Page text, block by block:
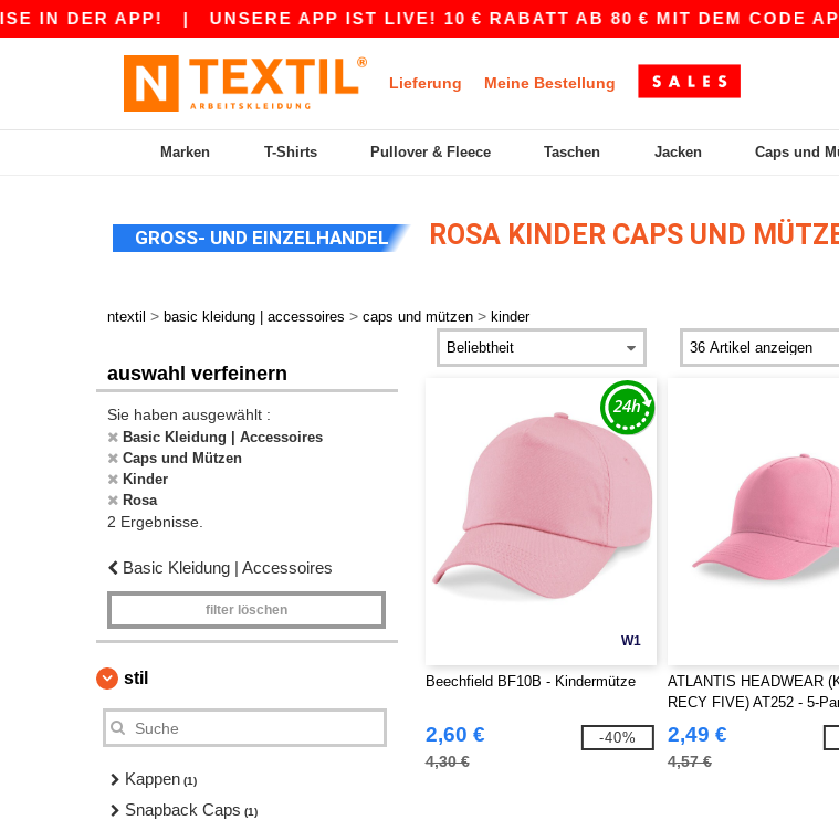
IN DER APP!| UNSERE APP IST LIVE! 10 € RABATT AB 80 € MIT DEM CODE
Lieferung Meine Bestellung
Marken T-Shirts Pullover & Fleece Taschen Jacken Caps und
GROSS- UND EINZELHANDEL ROSA KINDER CAPS UND
ntextil > basic kleidung | accessoires > caps und mützen > kinder
auswahl verfeinern
Sie haben ausgewählt :
Basic Kleidung | Accessoires
Caps und Mützen
Kinder
Rosa
2 Ergebnisse.
Basic Kleidung | Accessoires
filter löschen
stil
Kappen (1)
Snapback Caps (1)
W1
Beechfield BF10B - Kindermütze
2,60 €
4,30 €
-40%
ATLANTIS HEADWEAR
RECY FIVE) AT252 - 5-
Baseballcap aus
Polyester
2,49 €
4,57 €